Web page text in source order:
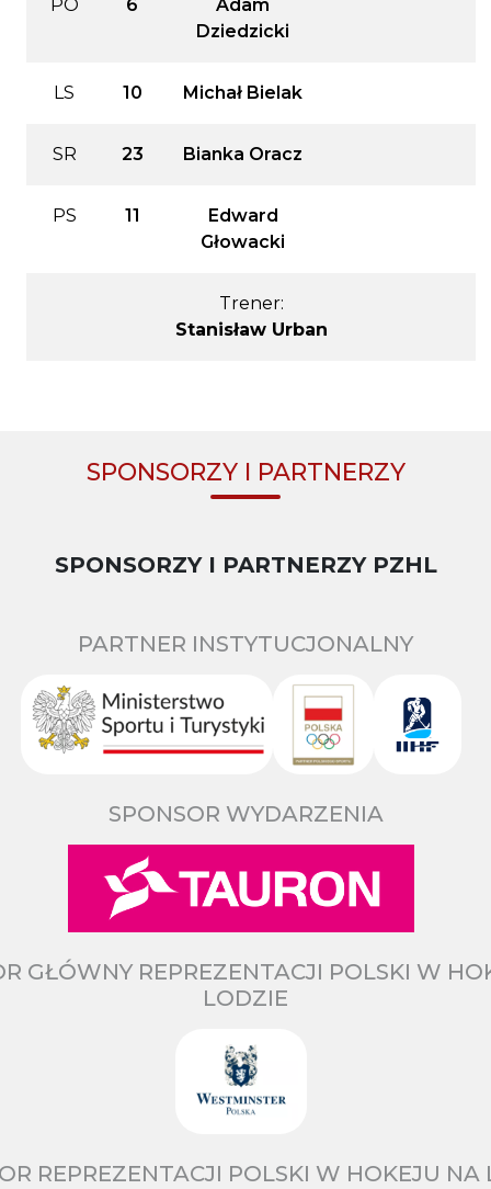
PO 6
Adam
Dziedzicki
LS 10 Michał Bielak
SR 23 Bianka Oracz
PS 11
Edward
Głowacki
Trener:
Stanisław Urban
SPONSORZY I PARTNERZY
SPONSORZY I PARTNERZY PZHL
PARTNER INSTYTUCJONALNY
SPONSOR WYDARZENIA
GŁÓWNY REPREZENTACJI POLSKI W
LODZIE
REPREZENTACJI POLSKI W HOKEJU NA